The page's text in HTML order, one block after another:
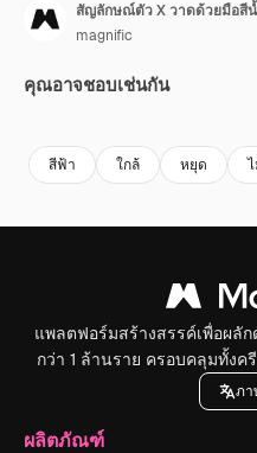
สัญลักษณ์ตัว X วาดด้วยมือสีน้
magnific
คุณอาจชอบเช่นกัน
สีฟ้า ใกล้ หยุด
แพลตฟอร์มสร้างสรรค์เพื่อผลั
กว่า 1 ล้านราย ครอบคลุมทั้งค
ภา
ผลิตภัณฑ์